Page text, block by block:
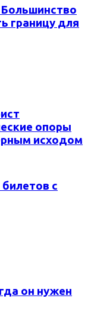
границу для
опоры
исходом
с
он нужен